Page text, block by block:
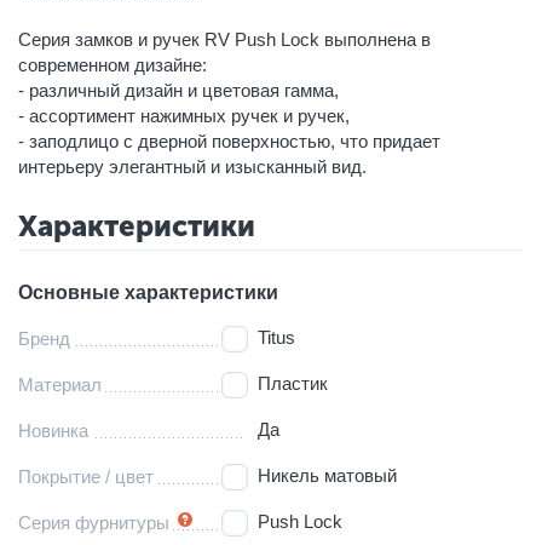
Серия замков и ручек RV Push Lock выполнена в
современном дизайне:
- различный дизайн и цветовая гамма,
- ассортимент нажимных ручек и ручек,
- заподлицо с дверной поверхностью, что придает
интерьеру элегантный и изысканный вид.
Характеристики
Основные характеристики
Бренд Titus
Материал Пластик
Новинка Да
Покрытие / цвет Никель матовый
Серия фурнитуры Push Lock